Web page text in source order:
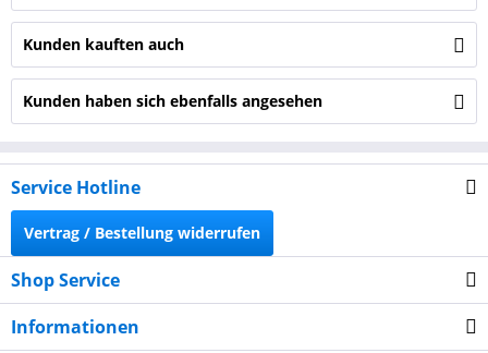
Kunden kauften auch
Kunden haben sich ebenfalls angesehen
Service Hotline
Vertrag / Bestellung widerrufen
Shop Service
Informationen